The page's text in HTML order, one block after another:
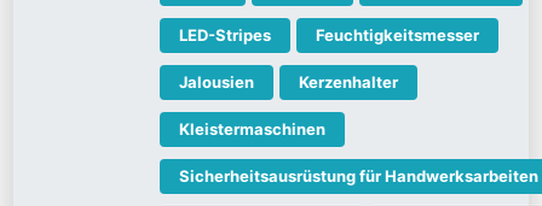
LED-Stripes Feuchtigkeitsmesser
Jalousien Kerzenhalter
Kleistermaschinen
Sicherheitsausrüstung für Handwerksarbeiten